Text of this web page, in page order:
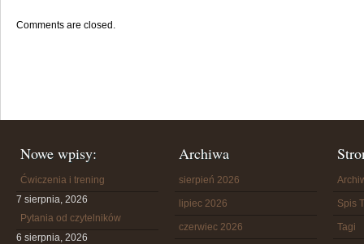
Comments are closed.
Nowe wpisy:
Ćwiczenia i trening
7 sierpnia, 2026
Pytania od czytelników
6 sierpnia, 2026
Archiwa
sierpień 2026
lipiec 2026
czerwiec 2026
Spis
Tagi